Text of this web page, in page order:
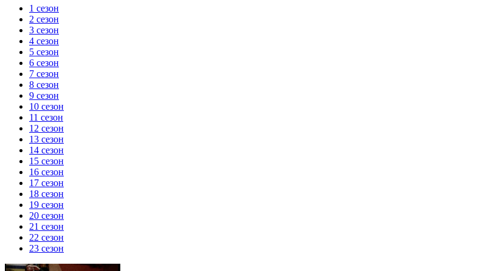
1 сезон
2 сезон
3 сезон
4 сезон
5 сезон
6 сезон
7 сезон
8 сезон
9 сезон
10 сезон
11 сезон
12 сезон
13 сезон
14 сезон
15 сезон
16 сезон
17 сезон
18 сезон
19 сезон
20 сезон
21 сезон
22 сезон
23 сезон